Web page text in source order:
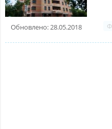
Обновлено: 28.05.2018